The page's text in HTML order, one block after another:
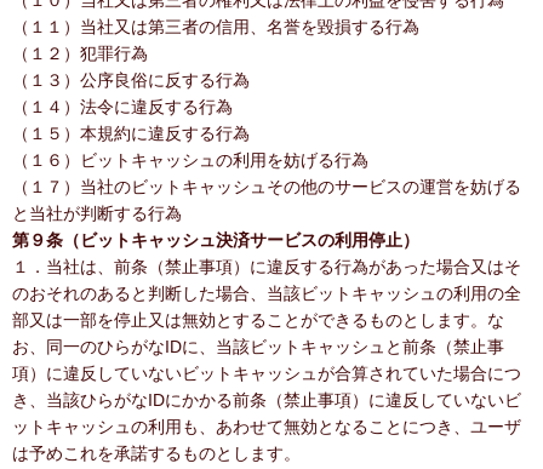
（１１）当社又は第三者の信用、名誉を毀損する行為
（１２）犯罪行為
（１３）公序良俗に反する行為
（１４）法令に違反する行為
（１５）本規約に違反する行為
（１６）ビットキャッシュの利用を妨げる行為
（１７）当社のビットキャッシュその他のサービスの運営を妨げる
と当社が判断する行為
第９条（ビットキャッシュ決済サービスの利用停止）
１．当社は、前条（禁止事項）に違反する行為があった場合又はそ
のおそれのあると判断した場合、当該ビットキャッシュの利用の全
部又は一部を停止又は無効とすることができるものとします。な
お、同一のひらがなIDに、当該ビットキャッシュと前条（禁止事
項）に違反していないビットキャッシュが合算されていた場合につ
き、当該ひらがなIDにかかる前条（禁止事項）に違反していないビ
ットキャッシュの利用も、あわせて無効となることにつき、ユーザ
は予めこれを承諾するものとします。